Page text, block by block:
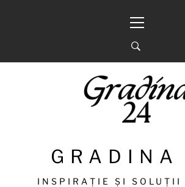
principal
GRADINA
INSPIRAȚIE ȘI SOLUȚII